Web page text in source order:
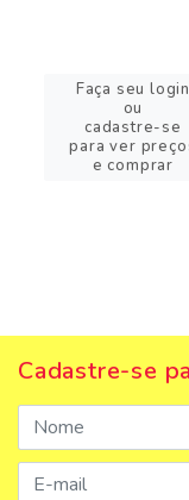
Faça seu login
ou
cadastre-se
para ver
e comprar
Cadastre-se